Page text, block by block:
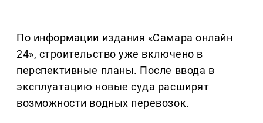
По информации издания «Самара онлайн
24», строительство уже включено в
перспективные планы. После ввода в
эксплуатацию новые суда расширят
возможности водных перевозок.